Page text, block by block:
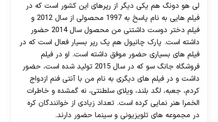
لی هو دونگ هم یکی دیگر از رپرهای این کشور است که در
فیلم هایی به نام پاسخ به 1997 محصولی از سال 2012 و
فیلم دختر دوست داشتنی من محصول سال 2014 حضور
داشته است. پارک چانیول هم یک رپر بسیار فعال است که در
فیلم های بسیاری حضور موفق داشته است. او در فیلم
فروشگاه جانگ سو که در سال 2015 تولید شده است، حضور
داشت و در فیلم های دیگری به نام من با آنتی‌ فنم ازدواج
کردم، جعبه، لگد بلند، ویلای سلطنتی، نه گمشده و خاطرات
الخمرا هنر نمایی کرده است. تعداد زیادی از خوانندگان کره
در مجموعه های تلویزیونی و سینما حضور دارند.